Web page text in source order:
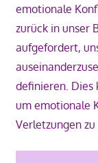
emotionale
zurück in unser
aufgefordert,
definieren. Dies
um emotionale
Verletzungen zu